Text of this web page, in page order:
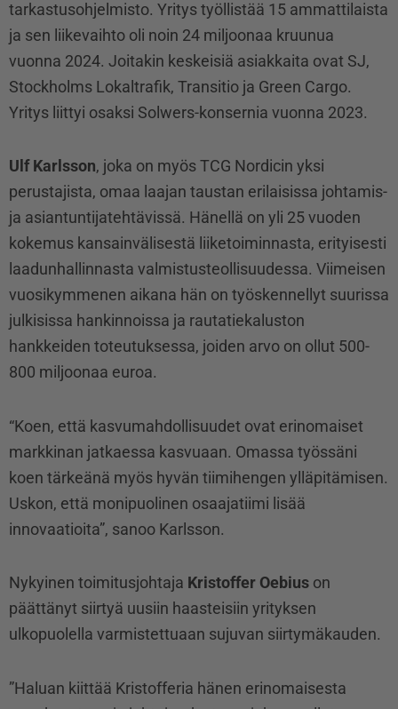
tarkastusohjelmisto. Yritys työllistää 15 ammattilaista
ja sen liikevaihto oli noin 24 miljoonaa kruunua
vuonna 2024. Joitakin keskeisiä asiakkaita ovat SJ,
Stockholms Lokaltrafik, Transitio ja Green Cargo.
Yritys liittyi osaksi Solwers-konsernia vuonna 2023.
Ulf Karlsson, joka on myös TCG Nordicin yksi
perustajista, omaa laajan taustan erilaisissa johtamis-
ja asiantuntijatehtävissä. Hänellä on yli 25 vuoden
kokemus kansainvälisestä liiketoiminnasta, erityisesti
laadunhallinnasta valmistusteollisuudessa. Viimeisen
vuosikymmenen aikana hän on työskennellyt suurissa
julkisissa hankinnoissa ja rautatiekaluston
hankkeiden toteutuksessa, joiden arvo on ollut 500-
800 miljoonaa euroa.
“Koen, että kasvumahdollisuudet ovat erinomaiset
markkinan jatkaessa kasvuaan. Omassa työssäni
koen tärkeänä myös hyvän tiimihengen ylläpitämisen.
Uskon, että monipuolinen osaajatiimi lisää
innovaatioita”, sanoo Karlsson.
Nykyinen toimitusjohtaja Kristoffer Oebius on
päättänyt siirtyä uusiin haasteisiin yrityksen
ulkopuolella varmistettuaan sujuvan siirtymäkauden.
”Haluan kiittää Kristofferia hänen erinomaisesta